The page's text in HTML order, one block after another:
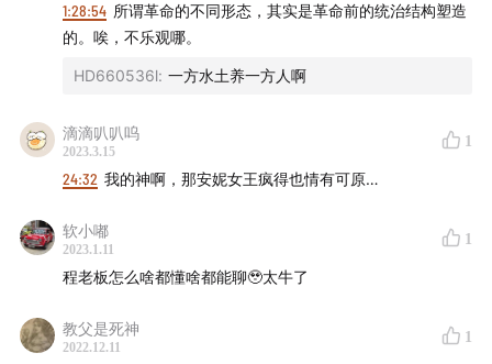
1:28:54 所谓革命的不同形态，其实是革命前的统治结构塑造
的。唉，不乐观哪。
HD660536l: 一方水土养一方人啊
滴滴叭叭呜
2023.3.15
1
24:32 我的神啊，那安妮女王疯得也情有可原…
软小嘟
2023.1.11
1
程老板怎么啥都懂啥都能聊🥹太牛了
教父是死神
2022.12.11
1